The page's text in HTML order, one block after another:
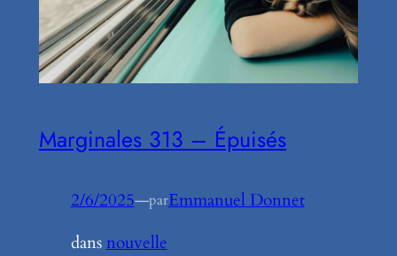
Marginales 313 – Épuisés
2/6/2025—parEmmanuel Donnet
dans nouvelle